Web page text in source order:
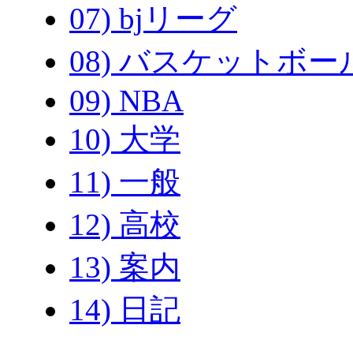
07) bjリーグ
08) バスケットボー
09) NBA
10) 大学
11) 一般
12) 高校
13) 案内
14) 日記